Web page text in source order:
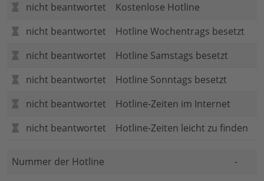
nicht beantwortet
Kostenlose Hotline
nicht beantwortet
Hotline Wochentrags besetzt
nicht beantwortet
Hotline Samstags besetzt
nicht beantwortet
Hotline Sonntags besetzt
nicht beantwortet
Hotline-Zeiten im Internet
nicht beantwortet
Hotline-Zeiten leicht zu finden
Nummer der Hotline
-